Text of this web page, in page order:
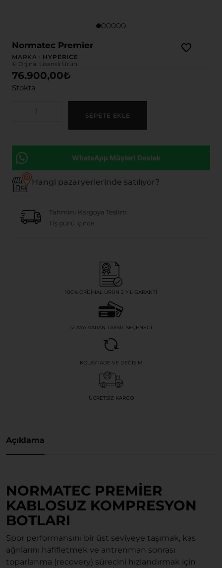
Normatec Premier
MARKA : HYPERICE
® Orjinal Lisanslı Ürün
76.900,00₺
Stokta
SEPETE EKLE
WhatsApp Müşteri Destek
Hangi pazaryerlerinde satılıyor?
Tahmini Kargoya Teslim
1 İş günü içinde
100% ORIJINAL ÜRÜN 2 YIL GARANTI
12 AYA VARAN TAKSIT SEÇENEĞI
KOLAY İADE VE DEĞIŞIM
ÜCRETSIZ KARGO
Açıklama
NORMATEC PREMIER
KABLOSUZ KOMPRESYON
BOTLARI
Spor performansını bir üst seviyeye taşımak, kas
ağrılarını hafifletmek ve antrenman sonrası
toparlanma (recovery) sürecini hızlandırmak için